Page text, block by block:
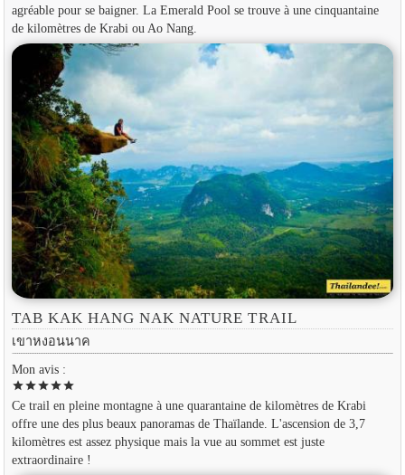
agréable pour se baigner. La Emerald Pool se trouve à une cinquantaine
de kilomètres de Krabi ou Ao Nang.
TAB KAK HANG NAK NATURE TRAIL
เขาหงอนนาค
Mon avis :
starstarstarstarstar
Ce trail en pleine montagne à une quarantaine de kilomètres de Krabi
offre une des plus beaux panoramas de Thaïlande. L'ascension de 3,7
kilomètres est assez physique mais la vue au sommet est juste
extraordinaire !